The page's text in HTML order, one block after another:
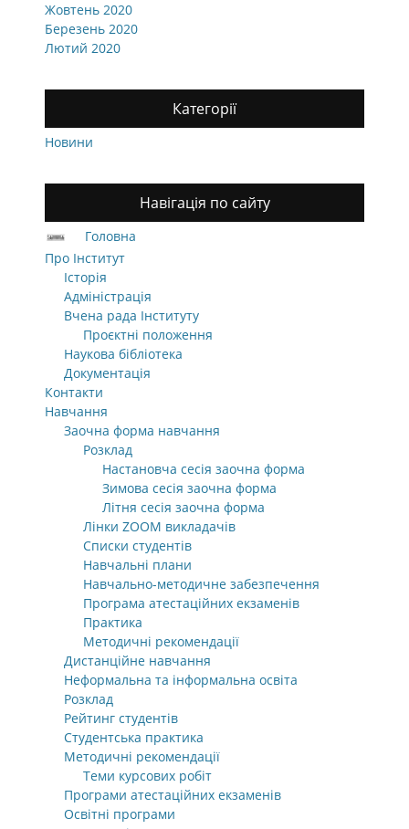
Жовтень 2020
Березень 2020
Лютий 2020
Категорії
Новини
Навігація по сайту
Головна
Про Інститут
Історія
Адміністрація
Вчена рада Інституту
Проєктні положення
Наукова бібліотека
Документація
Контакти
Навчання
Заочна форма навчання
Розклад
Настановча сесія заочна форма
Зимова сесія заочна форма
Літня сесія заочна форма
Лінки ZOOM викладачів
Списки студентів
Навчальні плани
Навчально-методичне забезпечення
Програма атестаційних екзаменів
Практика
Методичні рекомендації
Дистанційне навчання
Неформальна та інформальна освіта
Розклад
Рейтинг студентів
Студентська практика
Методичні рекомендації
Теми курсових робіт
Програми атестаційних екзаменів
Освітні програми